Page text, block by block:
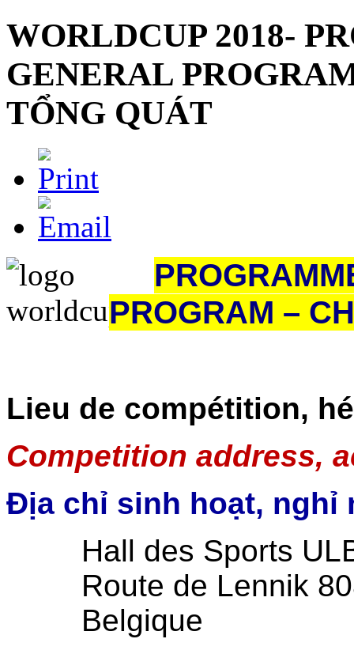
WORLDCUP 2018-
GENERAL
TỔNG QUÁT
PROGRAM –
Lieu de compétition,
Competition address,
Địa chỉ sinh hoạt, nghỉ
Hall des Sports
Route de Lennik
Belgique